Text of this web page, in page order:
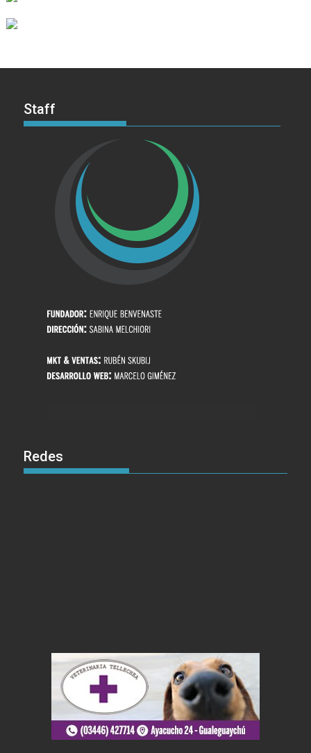
Staff
Redes